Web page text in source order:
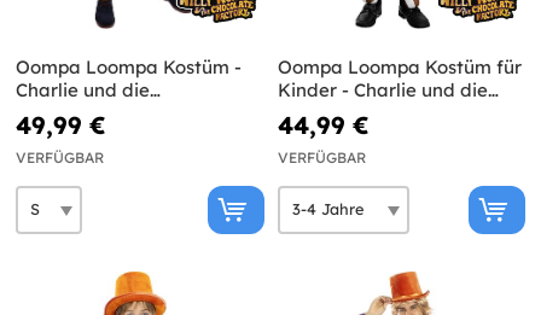
Oompa Loompa Kostüm -
Charlie und die
Schokoladenfabrik
49,99 €
VERFÜGBAR
Oompa Loompa Kostüm für
Kinder - Charlie und die
Schokoladenfabrik
44,99 €
VERFÜGBAR